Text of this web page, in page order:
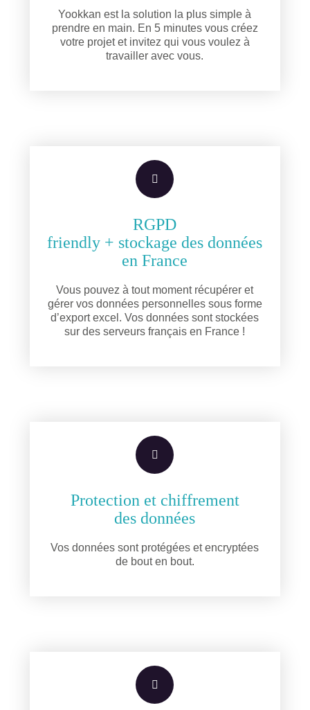
Yookkan est la solution la plus simple à
prendre en main. En 5 minutes vous créez
votre projet et invitez qui vous voulez à
travailler avec vous.
RGPD
friendly + stockage des données
en France
Vous pouvez à tout moment récupérer et
gérer vos données personnelles sous forme
d’export excel. Vos données sont stockées
sur des serveurs français en France !
Protection et chiffrement
des données
Vos données sont protégées et encryptées
de bout en bout.